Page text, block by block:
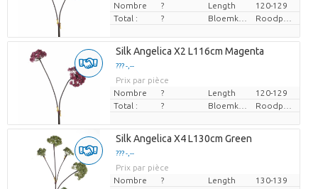
Nombre
? Length
120-129
Total :
?
Silk Angelica X2 L116cm Magenta
??? -,--
Prix par pièce
Nombre
? Length
120-129
Total :
?
Silk Angelica X4 L130cm Green
??? -,--
Prix par pièce
Nombre
? Length
130-139